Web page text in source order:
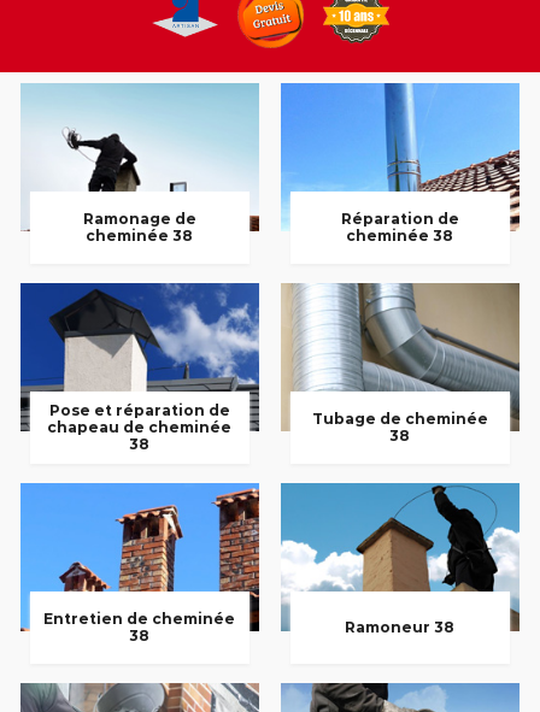
Ramonage de
cheminée 38
Réparation de
cheminée 38
Pose et réparation de
chapeau de cheminée
38
Tubage de cheminée
38
Entretien de cheminée
38
Ramoneur 38